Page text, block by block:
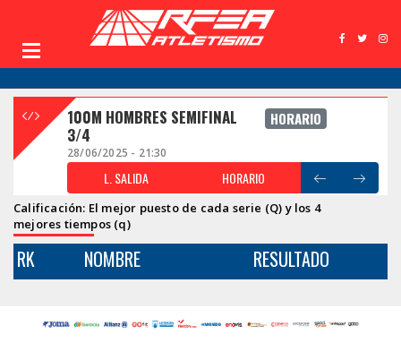
100M HOMBRES SEMIFINAL
3/4
HORARIO
28/06/2025 - 21:30
L. SALIDA HORARIO
Calificación: El mejor puesto de cada serie (Q) y los 4
mejores tiempos (q)
RK NOMBRE RESULTADO